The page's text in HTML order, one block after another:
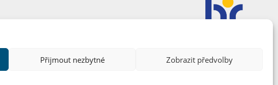
Přijmout nezbytné Zobrazit předvolby